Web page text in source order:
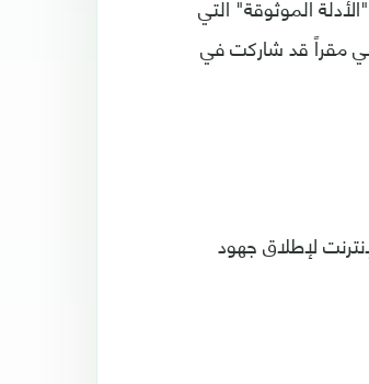
الموثوقة" التي
مقراً قد شاركت في
لإطلاق جهود